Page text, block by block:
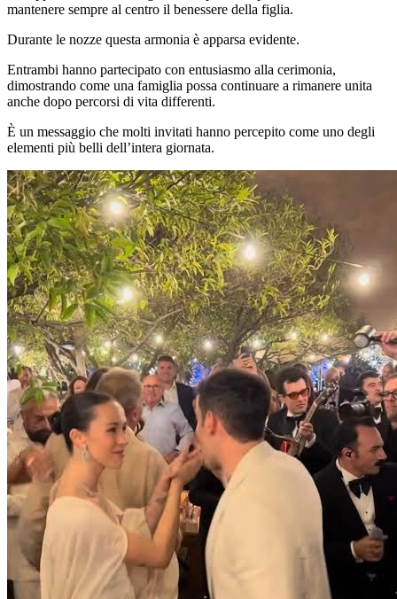
mantenere sempre al centro il benessere della figlia.
Durante le nozze questa armonia è apparsa evidente.
Entrambi hanno partecipato con entusiasmo alla cerimonia,
dimostrando come una famiglia possa continuare a rimanere unita
anche dopo percorsi di vita differenti.
È un messaggio che molti invitati hanno percepito come uno degli
elementi più belli dell’intera giornata.